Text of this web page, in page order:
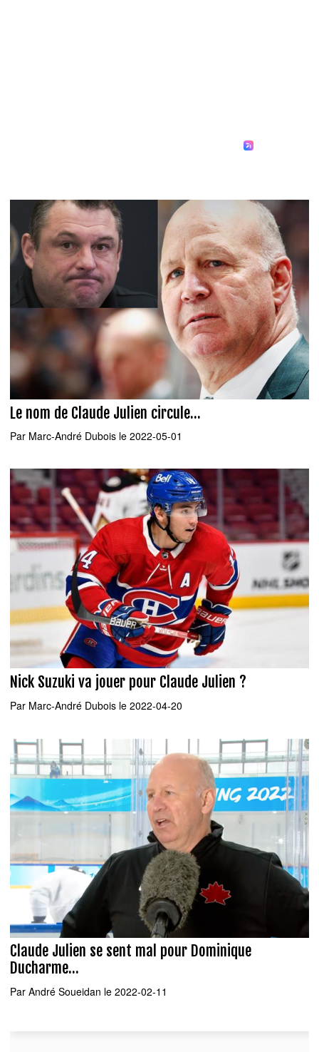
Le nom de Claude Julien circule...
Par Marc-André Dubois le 2022-05-01
Nick Suzuki va jouer pour Claude Julien ?
Par Marc-André Dubois le 2022-04-20
Claude Julien se sent mal pour Dominique
Ducharme...
Par André Soueidan le 2022-02-11